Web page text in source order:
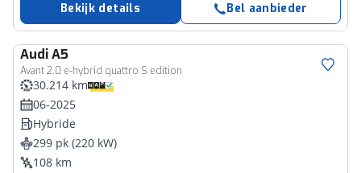
Bekijk details Bel aanbieder
AudiA5
Avant 2.0 e-hybrid quattro S edition
30.214 km
06-2025
Hybride
299 pk (220 kW)
108 km